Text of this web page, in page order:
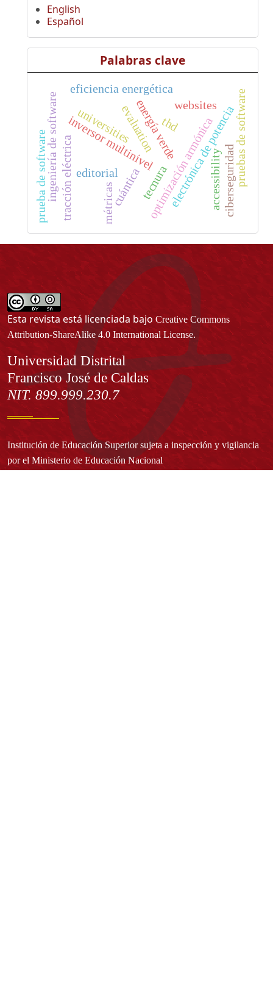
English
Español
Palabras clave
editorial tecnura
inversor multiniveloptimización armónica
thd
electrónica de potencia
tracción eléctrica
energía verde
eficiencia energética pruebas de software
ingeniería de software
prueba de software accessibility
evaluation websites
universities
ciberseguridad
cuántica
métricas
Esta revista está licenciada bajo Creative Commons
Attribution-ShareAlike 4.0 International License.
Información
Universidad Distrital
Francisco José de Caldas
NIT. 899.999.230.7
Institución de Educación Superior sujeta a inspección y vigilancia
por el Ministerio de Educación Nacional